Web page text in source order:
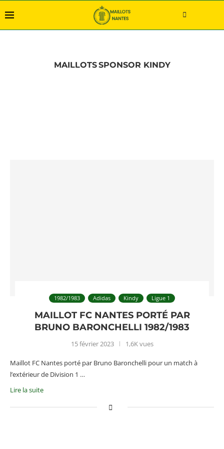
MAILLOTSSPONSOR KINDY
1982/1983 Adidas Kindy Ligue 1
MAILLOT FC NANTES PORTÉ PAR
BRUNO BARONCHELLI 1982/1983
15 février 2023 1,6K vues
Maillot FC Nantes porté par Bruno Baronchelli pour un match à
l’extérieur de Division 1 …
Lire la suite